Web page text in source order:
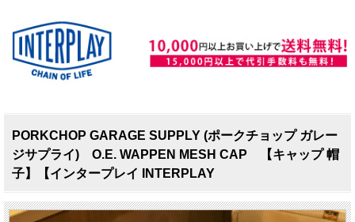
PORKCHOP GARAGE SUPPLY (ポークチョップ ガレー
ジサプライ) O.E. WAPPEN MESH CAP 【キャップ 帽
子】【インタープレイ INTERPLAY